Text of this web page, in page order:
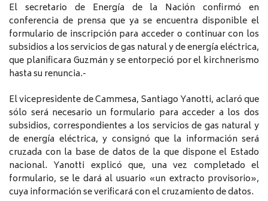
El secretario de Energía de la Nación confirmó en
conferencia de prensa que ya se encuentra disponible el
formulario de inscripción para acceder o continuar con los
subsidios a los servicios de gas natural y de energía eléctrica,
que planificara Guzmán y se entorpeció por el kirchnerismo
hasta su renuncia.-
El vicepresidente de Cammesa, Santiago Yanotti, aclaró que
sólo será necesario un formulario para acceder a los dos
subsidios, correspondientes a los servicios de gas natural y
de energía eléctrica, y consignó que la información será
cruzada con la base de datos de la que dispone el Estado
nacional. Yanotti explicó que, una vez completado el
formulario, se le dará al usuario «un extracto provisorio»,
cuya información se verificará con el cruzamiento de datos.